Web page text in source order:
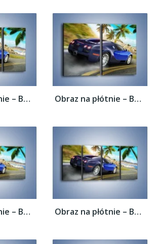
Obraz na płótnie – Bugatti Veyron –... Obraz na płótnie – Bugatti Veyron –...
Obraz na płótnie – Bugatti Veyron –... Obraz na płótnie – Bugatti Veyron –...